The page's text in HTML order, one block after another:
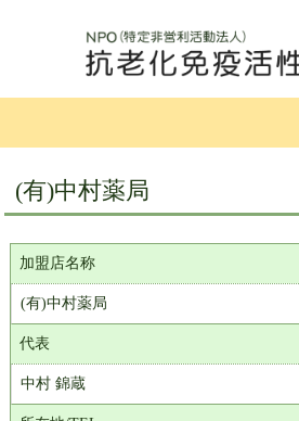
(有)中村薬局
加盟店名称
(有)中村薬局
代表
中村 錦蔵